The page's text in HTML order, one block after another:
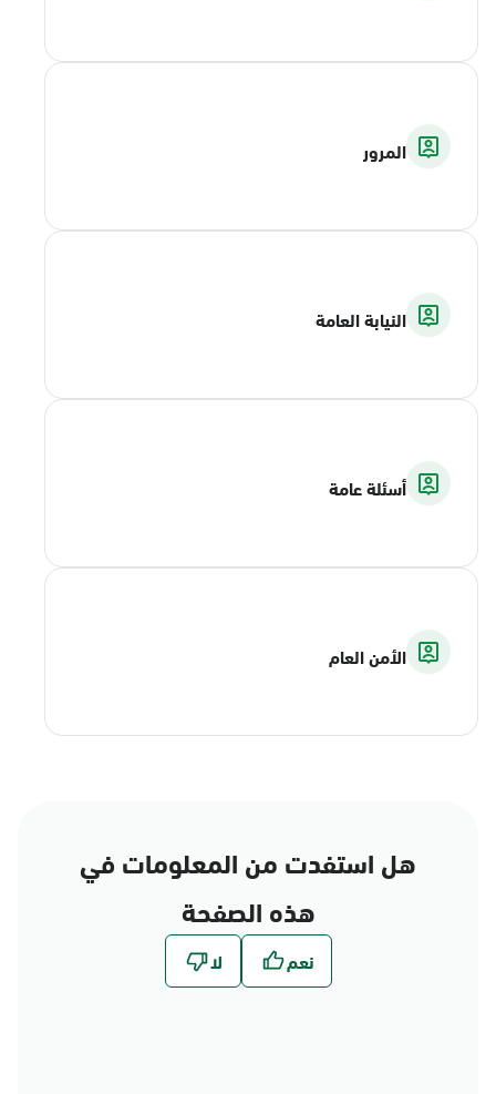
المرور
النيابة العامة
أسئلة عامة
الأمن العام
هل استفدت من المعلومات في
هذه الصفحة